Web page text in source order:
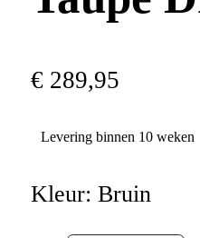
€ 289,95
Levering binnen 10 weken
Kleur: Bruin